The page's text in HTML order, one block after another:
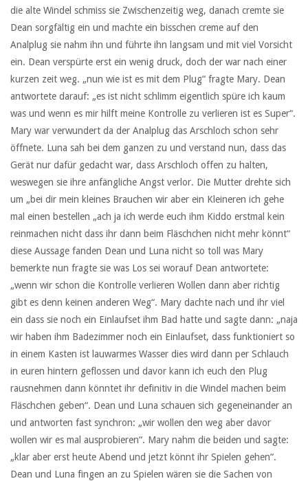
die alte Windel schmiss sie Zwischenzeitig weg, danach cremte sie
Dean sorgfältig ein und machte ein bisschen creme auf den
Analplug sie nahm ihn und führte ihn langsam und mit viel Vorsicht
ein. Dean verspürte erst ein wenig druck, doch der war nach einer
kurzen zeit weg. „nun wie ist es mit dem Plug“ fragte Mary. Dean
antwortete darauf: „es ist nicht schlimm eigentlich spüre ich kaum
was und wenn es mir hilft meine Kontrolle zu verlieren ist es Super“.
Mary war verwundert da der Analplug das Arschloch schon sehr
öffnete. Luna sah bei dem ganzen zu und verstand nun, dass das
Gerät nur dafür gedacht war, dass Arschloch offen zu halten,
weswegen sie ihre anfängliche Angst verlor. Die Mutter drehte sich
um „bei dir mein kleines Brauchen wir aber ein Kleineren ich gehe
mal einen bestellen „ach ja ich werde euch ihm Kiddo erstmal kein
reinmachen nicht dass ihr dann beim Fläschchen nicht mehr könnt“
diese Aussage fanden Dean und Luna nicht so toll was Mary
bemerkte nun fragte sie was Los sei worauf Dean antwortete:
„wenn wir schon die Kontrolle verlieren Wollen dann aber richtig
gibt es denn keinen anderen Weg“. Mary dachte nach und ihr viel
ein dass sie noch ein Einlaufset ihm Bad hatte und sagte dann: „naja
wir haben ihm Badezimmer noch ein Einlaufset, dass funktioniert so
in einem Kasten ist lauwarmes Wasser dies wird dann per Schlauch
in euren hintern geflossen und davor kann ich euch den Plug
rausnehmen dann könntet ihr definitiv in die Windel machen beim
Fläschchen geben“. Dean und Luna schauen sich gegeneinander an
und antworten fast synchron: „wir wollen den weg aber davor
wollen wir es mal ausprobieren“. Mary nahm die beiden und sagte:
„klar aber erst heute Abend und jetzt könnt ihr Spielen gehen“.
Dean und Luna fingen an zu Spielen wären sie die Sachen von